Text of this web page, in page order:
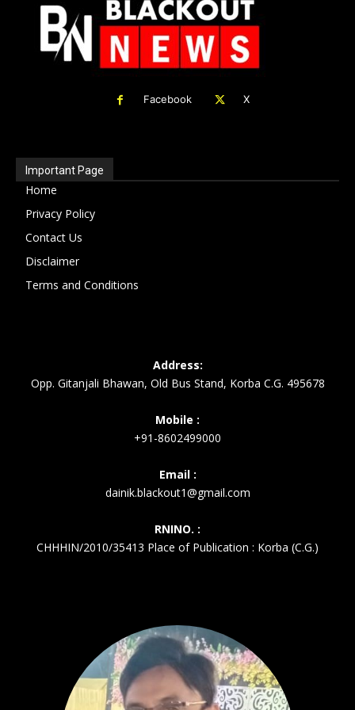
Facebook X
Important Page
Home
Privacy Policy
Contact Us
Disclaimer
Terms and Conditions
Address:
Opp. Gitanjali Bhawan, Old Bus Stand, Korba C.G. 495678
Mobile :
+91-8602499000
Email :
dainik.blackout1@gmail.com
RNINO. :
CHHHIN/2010/35413 Place of Publication : Korba (C.G.)